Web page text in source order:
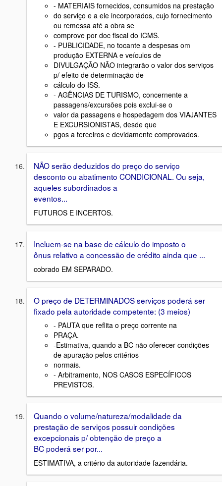
- MATERIAIS fornecidos, consumidos na prestação
do serviço e a ele incorporados, cujo fornecimento
ou remessa até a obra se
comprove por doc fiscal do ICMS.
- PUBLICIDADE, no tocante a despesas om
produção EXTERNA e veículos de
DIVULGAÇÃO NÃO integrarão o valor dos serviços
p/ efeito de determinação de
cálculo do ISS.
- AGÊNCIAS DE TURISMO, concernente a
passagens/excursões pois exclui-se o
valor da passagens e hospedagem dos VIAJANTES
E EXCURSIONISTAS, desde que
pgos a terceiros e devidamente comprovados.
NÃO serão deduzidos do preço do serviço
desconto ou abatimento CONDICIONAL. Ou seja,
aqueles subordinados a
eventos...
FUTUROS E INCERTOS.
Incluem-se na base de cálculo do imposto o
ônus relativo a concessão de crédito ainda que ...
cobrado EM SEPARADO.
O preço de DETERMINADOS serviços poderá ser
fixado pela autoridade competente: (3 meios)
- PAUTA que reflita o preço corrente na
PRAÇA.
-Estimativa, quando a BC não oferecer condições
de apuração pelos critérios
normais.
- Arbitramento, NOS CASOS ESPECÍFICOS
PREVISTOS.
Quando o volume/natureza/modalidade da
prestação de serviços possuir condições
excepcionais p/ obtenção de preço a
BC poderá ser por...
ESTIMATIVA, a critério da autoridade fazendária.